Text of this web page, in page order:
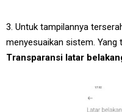
3. Untuk tampilannya
menyesuaikan sistem. Yang
Transparansi latar